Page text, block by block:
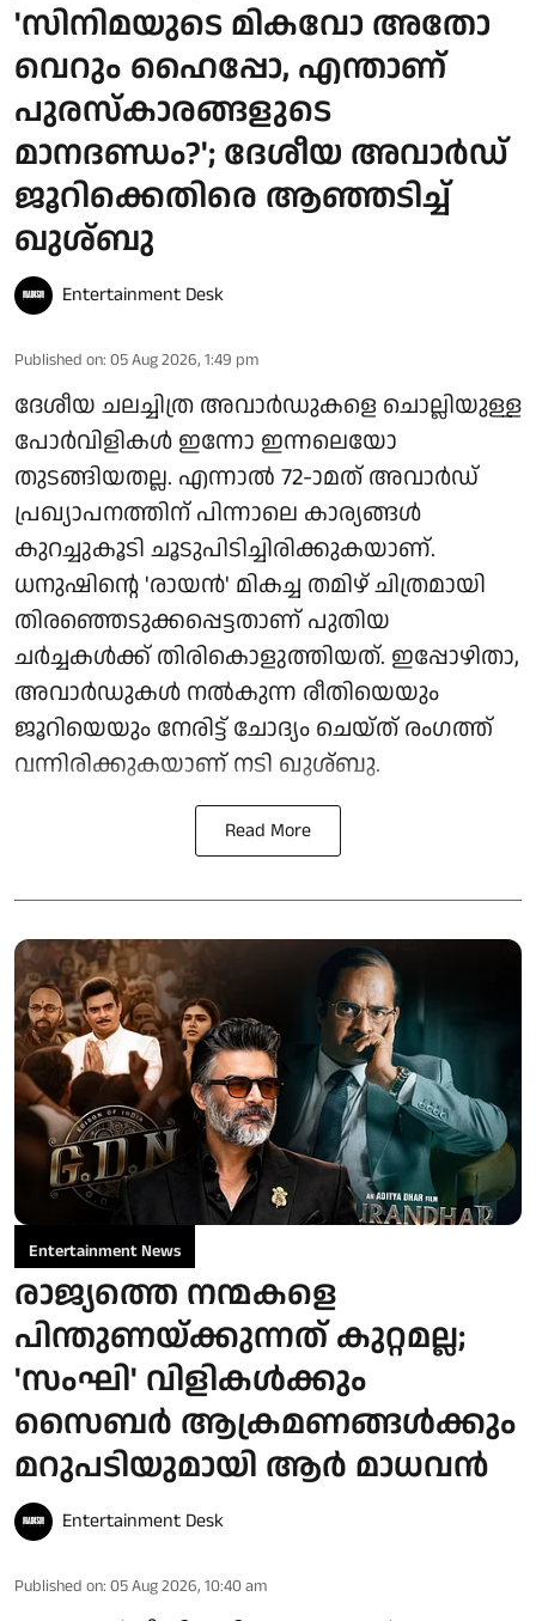
'സിനിമയുടെ മികവോ അതോ
വെറും ഹൈപ്പോ, എന്താണ്
പുരസ്‌കാരങ്ങളുടെ
മാനദണ്ഡം?'; ദേശീയ അവാർഡ്
ജൂറിക്കെതിരെ ആഞ്ഞടിച്ച്
ഖുശ്ബു
Entertainment Desk
Published on: 05 Aug 2026, 1:49 pm
ദേശീയ ചലച്ചിത്ര അവാർഡുകളെ ചൊല്ലിയുള്ള
പോർവിളികൾ ഇന്നോ ഇന്നലെയോ
തുടങ്ങിയതല്ല. എന്നാൽ 72-ാമത് അവാർഡ്
പ്രഖ്യാപനത്തിന് പിന്നാലെ കാര്യങ്ങൾ
കുറച്ചുകൂടി ചൂടുപിടിച്ചിരിക്കുകയാണ്.
ധനുഷിന്റെ 'രായൻ' മികച്ച തമിഴ് ചിത്രമായി
തിരഞ്ഞെടുക്കപ്പെട്ടതാണ് പുതിയ
ചർച്ചകൾക്ക് തിരികൊളുത്തിയത്. ഇപ്പോഴിതാ,
അവാർഡുകൾ നൽകുന്ന രീതിയെയും
ജൂറിയെയും നേരിട്ട് ചോദ്യം ചെയ്ത് രംഗത്ത്
വന്നിരിക്കുകയാണ് നടി ഖുശ്ബു.
Read More
Entertainment News
രാജ്യത്തെ നന്മകളെ
പിന്തുണയ്ക്കുന്നത് കുറ്റമല്ല;
'സംഘി' വിളികൾക്കും
സൈബർ ആക്രമണങ്ങൾക്കും
മറുപടിയുമായി ആർ മാധവൻ
Entertainment Desk
Published on: 05 Aug 2026, 10:40 am